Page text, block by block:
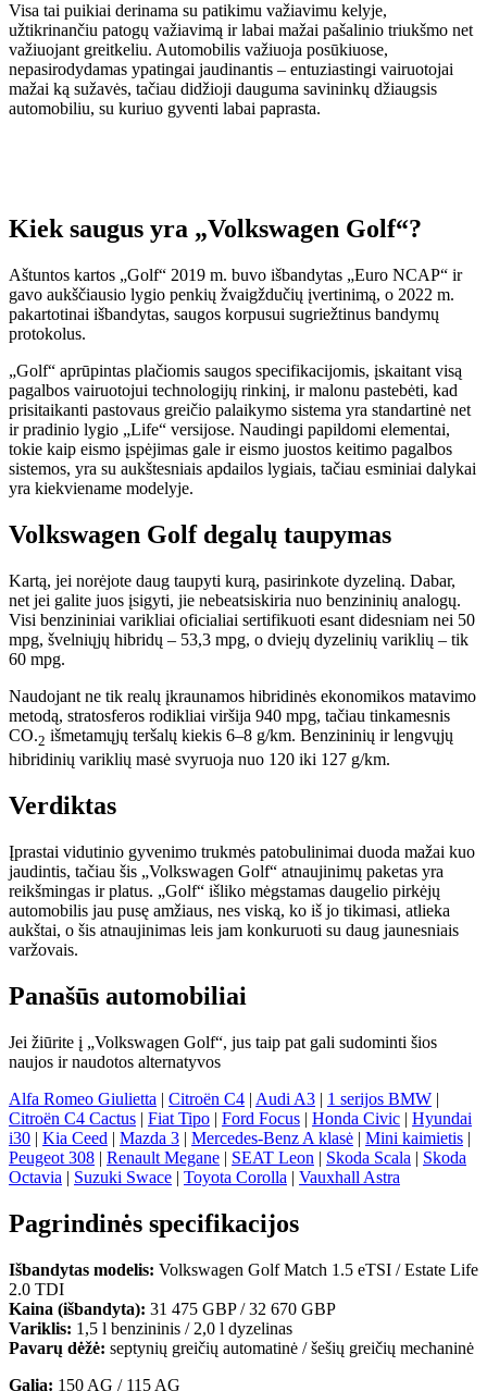
Visa tai puikiai derinama su patikimu važiavimu kelyje,
užtikrinančiu patogų važiavimą ir labai mažai pašalinio triukšmo net
važiuojant greitkeliu. Automobilis važiuoja posūkiuose,
nepasirodydamas ypatingai jaudinantis – entuziastingi vairuotojai
mažai ką sužavės, tačiau didžioji dauguma savininkų džiaugsis
automobiliu, su kuriuo gyventi labai paprasta.
Kiek saugus yra „Volkswagen Golf“?
Aštuntos kartos „Golf“ 2019 m. buvo išbandytas „Euro NCAP“ ir
gavo aukščiausio lygio penkių žvaigždučių įvertinimą, o 2022 m.
pakartotinai išbandytas, saugos korpusui sugriežtinus bandymų
protokolus.
„Golf“ aprūpintas plačiomis saugos specifikacijomis, įskaitant visą
pagalbos vairuotojui technologijų rinkinį, ir malonu pastebėti, kad
prisitaikanti pastovaus greičio palaikymo sistema yra standartinė net
ir pradinio lygio „Life“ versijose. Naudingi papildomi elementai,
tokie kaip eismo įspėjimas gale ir eismo juostos keitimo pagalbos
sistemos, yra su aukštesniais apdailos lygiais, tačiau esminiai dalykai
yra kiekviename modelyje.
Volkswagen Golf degalų taupymas
Kartą, jei norėjote daug taupyti kurą, pasirinkote dyzeliną. Dabar,
net jei galite juos įsigyti, jie nebeatsiskiria nuo benzininių analogų.
Visi benzininiai varikliai oficialiai sertifikuoti esant didesniam nei 50
mpg, švelniųjų hibridų – 53,3 mpg, o dviejų dyzelinių variklių – tik
60 mpg.
Naudojant ne tik realų įkraunamos hibridinės ekonomikos matavimo
metodą, stratosferos rodikliai viršija 940 mpg, tačiau tinkamesnis
CO.2 išmetamųjų teršalų kiekis 6–8 g/km. Benzininių ir lengvųjų
hibridinių variklių masė svyruoja nuo 120 iki 127 g/km.
Verdiktas
Įprastai vidutinio gyvenimo trukmės patobulinimai duoda mažai kuo
jaudintis, tačiau šis „Volkswagen Golf“ atnaujinimų paketas yra
reikšmingas ir platus. „Golf“ išliko mėgstamas daugelio pirkėjų
automobilis jau pusę amžiaus, nes viską, ko iš jo tikimasi, atlieka
aukštai, o šis atnaujinimas leis jam konkuruoti su daug jaunesniais
varžovais.
Panašūs automobiliai
Jei žiūrite į „Volkswagen Golf“, jus taip pat gali sudominti šios
naujos ir naudotos alternatyvos
Alfa Romeo Giulietta | Citroën C4 | Audi A3 | 1 serijos BMW |
Citroën C4 Cactus | Fiat Tipo | Ford Focus | Honda Civic | Hyundai
i30 | Kia Ceed | Mazda 3 | Mercedes-Benz A klasė | Mini kaimietis |
Peugeot 308 | Renault Megane | SEAT Leon | Skoda Scala | Skoda
Octavia | Suzuki Swace | Toyota Corolla | Vauxhall Astra
Pagrindinės specifikacijos
Išbandytas modelis: Volkswagen Golf Match 1.5 eTSI / Estate Life
2.0 TDI
Kaina (išbandyta): 31 475 GBP / 32 670 GBP
Variklis: 1,5 l benzininis / 2,0 l dyzelinas
Pavarų dėžė: septynių greičių automatinė / šešių greičių mechaninė
Galia: 150 AG / 115 AG